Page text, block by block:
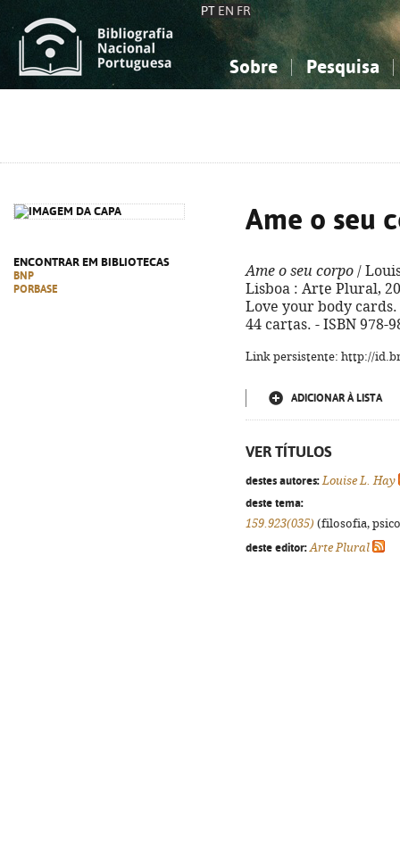
PT EN FR
Sobre Pesquisa
ENCONTRAR EM BIBLIOTECAS
BNP
PORBASE
Ame o seu
Ame o seu corpo /
Lisboa : Arte Plural,
Love your body
44 cartas. - ISBN 978-
Link persistente: http://
ADICIONAR À LISTA
VER TÍTULOS
destes autores: Louise L. Hay
deste tema:
159.923(035) (filosofia,
deste editor: Arte Plural